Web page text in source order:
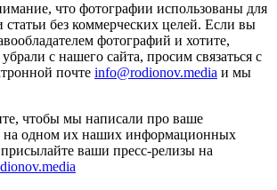
что фотографии использованы для
без коммерческих целей. Если вы
фотографий и хотите,
с нашего сайта, просим связаться с
почте info@rodionov.media и мы
чтобы мы написали про ваше
на одном их наших информационных
ваши пресс-релизы на